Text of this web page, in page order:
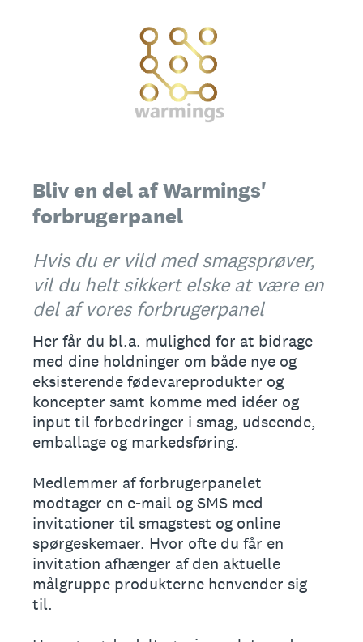
Bliv en del af Warmings'
forbrugerpanel
Hvis du er vild med smagsprøver,
vil du helt sikkert elske at være en
del af vores forbrugerpanel
Her får du bl.a. mulighed for at bidrage
med dine holdninger om både nye og
eksisterende fødevareprodukter og
koncepter samt komme med idéer og
input til forbedringer i smag, udseende,
emballage og markedsføring.
Medlemmer af forbrugerpanelet
modtager en e-mail og SMS med
invitationer til smagstest og online
spørgeskemaer. Hvor ofte du får en
invitation afhænger af den aktuelle
målgruppe produkterne henvender sig
til.